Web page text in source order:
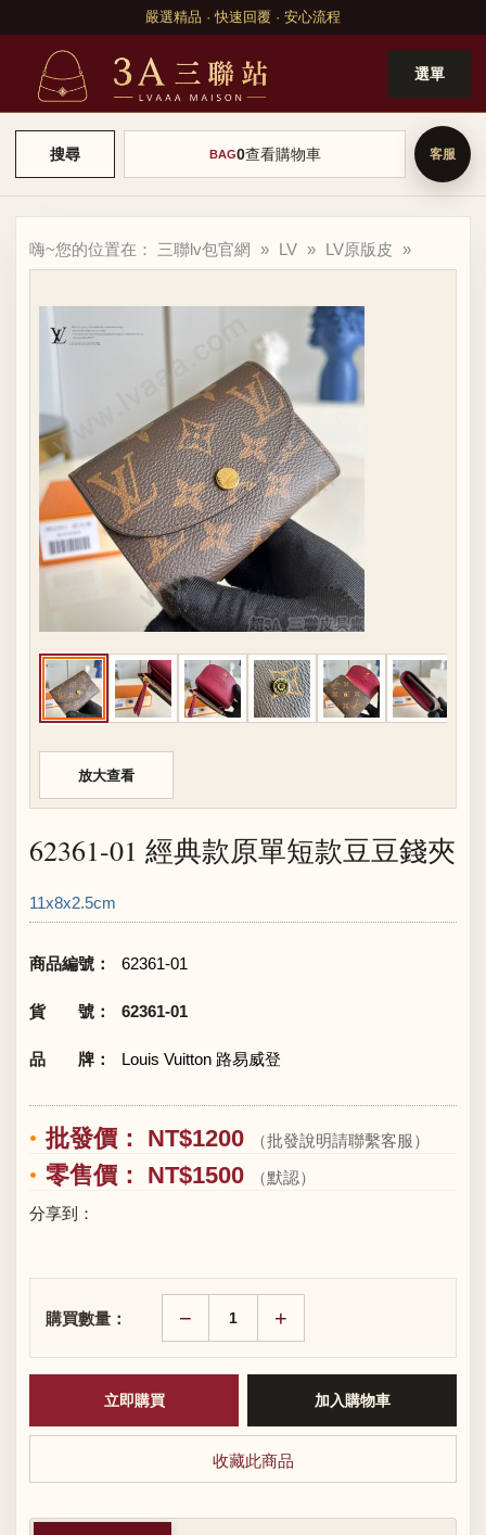
嚴選精品 · 快速回覆 · 安心流程
選單
搜尋 BAG0查看購物車
嗨~您的位置在： 三聯lv包官網 » LV » LV原版皮 »
放大查看
62361-01 經典款原單短款豆豆錢夾
11x8x2.5cm
商品編號： 62361-01
貨 號： 62361-01
品 牌： Louis Vuitton 路易威登
批發價： NT$1200 （批發說明請聯繫客服）
零售價： NT$1500
（默認）
分享到：
購買數量： +
−
收藏此商品